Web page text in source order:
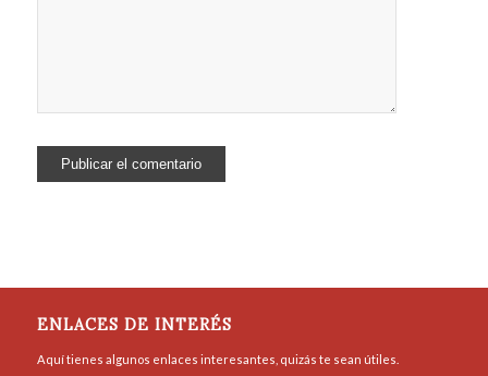
ENLACES DE INTERÉS
Aquí tienes algunos enlaces interesantes, quizás te sean útiles.